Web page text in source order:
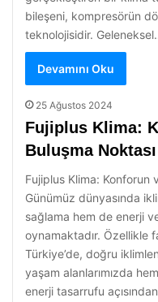
bileşeni, kompresörün
teknolojisidir.
Devamını Oku
25 Ağustos 2024
Fujiplus Klima:
Buluşma Noktası
Fujiplus Klima: Konforun
Günümüz dünyasında
sağlama hem de enerji
oynamaktadır. Özellikle
Türkiye’de, doğru
yaşam alanlarımızda
enerji tasarrufu